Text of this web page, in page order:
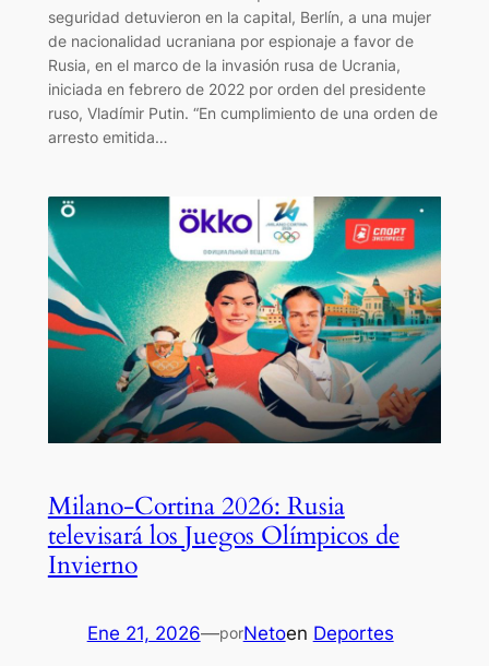
seguridad detuvieron en la capital, Berlín, a una mujer
de nacionalidad ucraniana por espionaje a favor de
Rusia, en el marco de la invasión rusa de Ucrania,
iniciada en febrero de 2022 por orden del presidente
ruso, Vladímir Putin. “En cumplimiento de una orden de
arresto emitida…
Milano-Cortina 2026: Rusia
televisará los Juegos Olímpicos de
Invierno
Ene 21, 2026—porNetoen Deportes